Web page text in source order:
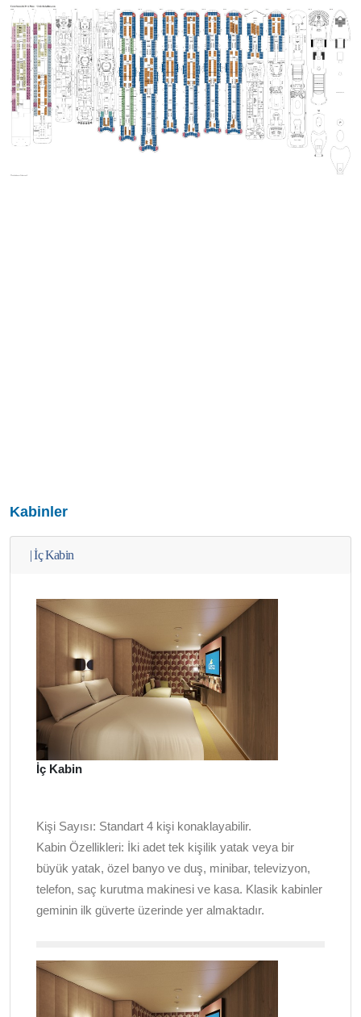
Kabinler
|İç Kabin
İç Kabin
Kişi Sayısı: Standart 4 kişi konaklayabilir.
Kabin Özellikleri: İki adet tek kişilik yatak veya bir
büyük yatak, özel banyo ve duş, minibar, televizyon,
telefon, saç kurutma makinesi ve kasa. Klasik kabinler
geminin ilk güverte üzerinde yer almaktadır.